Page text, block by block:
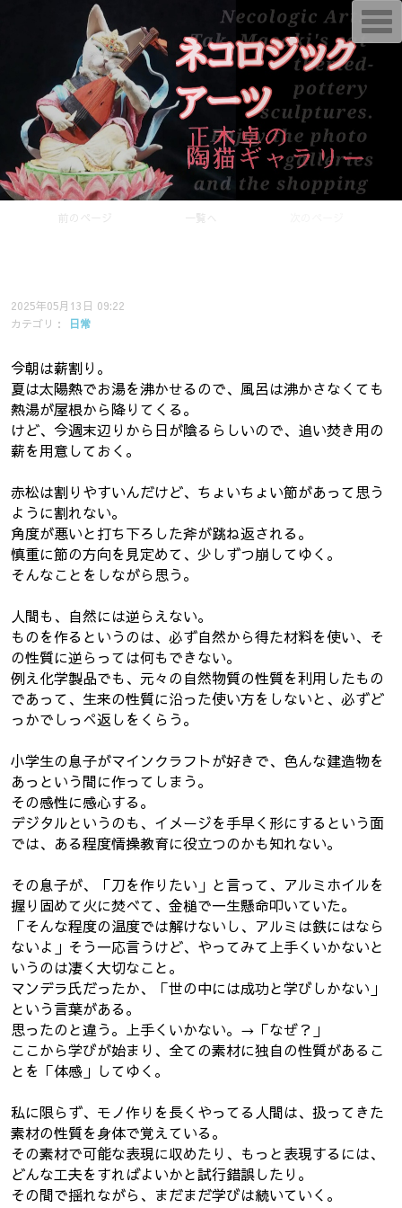
前のページ 一覧へ
2025年05月13日 09:22
カテゴリ：
日常
今朝は薪割り。
夏は太陽熱でお湯を沸かせるので、風呂は沸かさなくても
熱湯が屋根から降りてくる。
けど、今週末辺りから日が陰るらしいので、追い焚き用の
薪を用意しておく。
赤松は割りやすいんだけど、ちょいちょい節があって思う
ように割れない。
角度が悪いと打ち下ろした斧が跳ね返される。
慎重に節の方向を見定めて、少しずつ崩してゆく。
そんなことをしながら思う。
人間も、自然には逆らえない。
ものを作るというのは、必ず自然から得た材料を使い、そ
の性質に逆らっては何もできない。
例え化学製品でも、元々の自然物質の性質を利用したもの
であって、生来の性質に沿った使い方をしないと、必ずど
っかでしっぺ返しをくらう。
小学生の息子がマインクラフトが好きで、色んな建造物を
あっという間に作ってしまう。
その感性に感心する。
デジタルというのも、イメージを手早く形にするという面
では、ある程度情操教育に役立つのかも知れない。
その息子が、「刀を作りたい」と言って、アルミホイルを
握り固めて火に焚べて、金槌で一生懸命叩いていた。
「そんな程度の温度では解けないし、アルミは鉄にはなら
ないよ」そう一応言うけど、やってみて上手くいかないと
いうのは凄く大切なこと。
マンデラ氏だったか、「世の中には成功と学びしかない」
という言葉がある。
思ったのと違う。上手くいかない。→「なぜ？」
ここから学びが始まり、全ての素材に独自の性質があるこ
とを「体感」してゆく。
私に限らず、モノ作りを長くやってる人間は、扱ってきた
素材の性質を身体で覚えている。
その素材で可能な表現に収めたり、もっと表現するには、
どんな工夫をすればよいかと試行錯誤したり。
その間で揺れながら、まだまだ学びは続いていく。
T
o
g
o